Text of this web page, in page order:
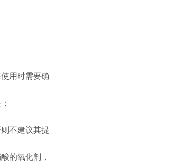
用时需要确
不建议其提
的氧化剂，